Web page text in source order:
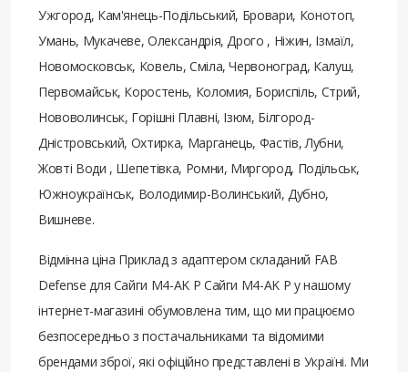
Ужгород, Кам'янець-Подільський, Бровари, Конотоп,
Умань, Мукачеве, Олександрія, Дрого , Ніжин, Ізмаїл,
Новомосковськ, Ковель, Сміла, Червоноград, Калуш,
Первомайськ, Коростень, Коломия, Бориспіль, Стрий,
Нововолинськ, Горішні Плавні, Ізюм, Білгород-
Дністровський, Охтирка, Марганець, Фастів, Лубни,
Жовті Води , Шепетівка, Ромни, Миргород, Подільськ,
Южноукраїнськ, Володимир-Волинський, Дубно,
Вишневе.
Відмінна ціна Приклад з адаптером складаний FAB
Defense для Сайги M4-AK P Сайги M4-AK P у нашому
інтернет-магазині обумовлена ​​тим, що ми працюємо
безпосередньо з постачальниками та відомими
брендами зброї, які офіційно представлені в Україні. Ми